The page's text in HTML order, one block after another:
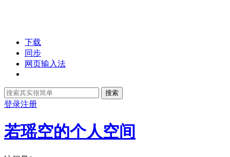
下载
同步
网页输入法
搜索
登录注册
若瑶空的个人空间